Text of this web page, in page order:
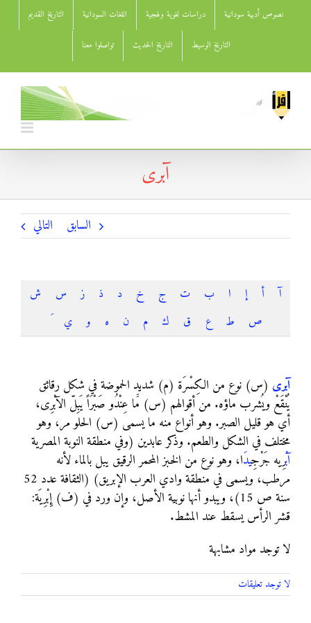
نصوص أدبية سودانية دراسات لغوية ولهجية اللغات السودانية التاريخ القديم
التاريخ الوسيط التاريخ الحديث تواصلوا معنا
آبرى
السابق التالي
آ أ إ ا ب ت ج خ د ذ ز س
ش
ص
ط ع ق ك م ن ه و ي
آبرى (س) نوع من الكِسْرَة (م) شديد الحموضة في شكل رقائق
يُنْقَعْ ويُشرب ماؤه. من أقوالهم (س) مََا عِنْدُو صَبْرَاً يَبِلّ الآبْرِى،
أي هو قليل الصبر. وهو أنواع منه ما يسمى (س) الحلو مر، وهو
مختلف في الشكل والطعم. وذكر عابدين (وفي منطقة النوبة المصرية
آبْرِيه جَرْجِيدَا، وهو نوع من الخبز المحمر الرقيق يبل بالماء لأنه
مرطب، ويسمى في منطقة وادي العرب الإبريق) (الثقافة عدد 52
سنة ص 15)، ويبدو أنها نوبية الأصل، وإن ورد في (ف) إِبْرِيَة:
قشر الرأس يسقط عند المشط.
لا توجد مواد مشابهة
لا توجد تعليقات